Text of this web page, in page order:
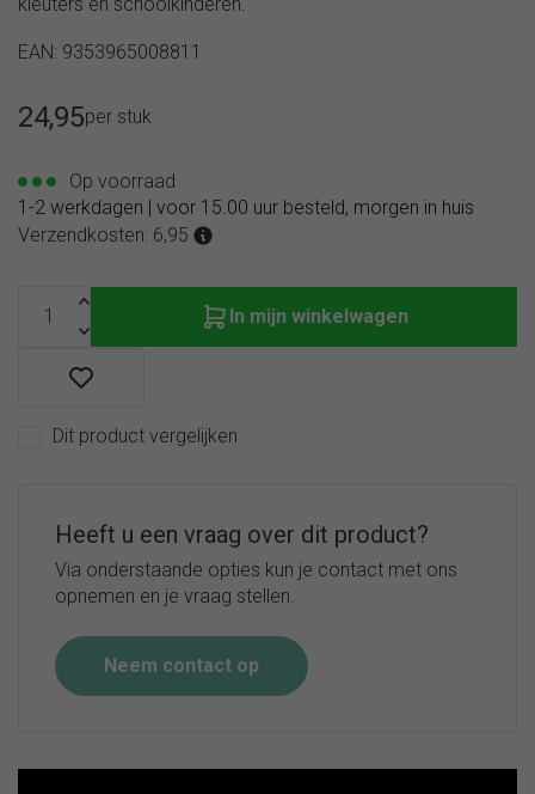
EAN: 9353965008811
24,95per stuk
Op voorraad
1-2 werkdagen | voor 15.00 uur besteld, morgen in huis
Verzendkosten: 6,95
In mijn winkelwagen
Dit product vergelijken
Heeft u een vraag over dit product?
Via onderstaande opties kun je contact met ons
opnemen en je vraag stellen.
Neem contact op